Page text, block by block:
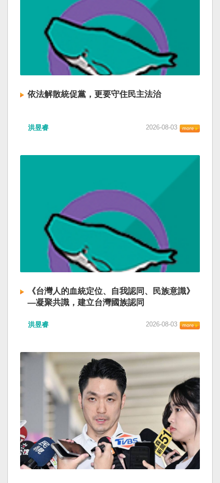
依法解散統促黨，更要守住民主法治
洪昱睿 2026-08-03
《台灣人的血統定位、自我認同、民族意識》
—凝聚共識，建立台灣國族認同
洪昱睿 2026-08-03